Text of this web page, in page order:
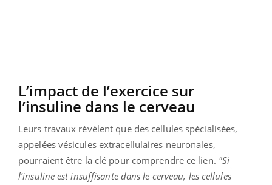
L’impact de l’exercice sur
l’insuline dans le cerveau
Leurs travaux révèlent que des cellules spécialisées,
appelées vésicules extracellulaires neuronales,
pourraient être la clé pour comprendre ce lien. "Si
l’insuline est insuffisante dans le cerveau, les cellules